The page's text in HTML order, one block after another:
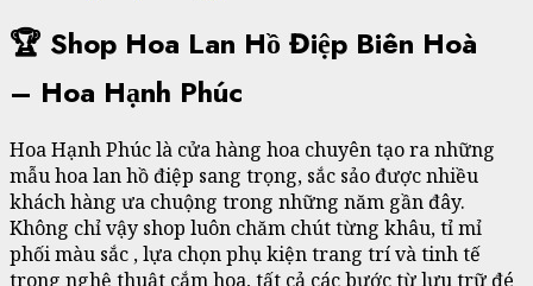
🏆 Shop Hoa Lan Hồ Điệp Biên Hoà
– Hoa Hạnh Phúc
Hoa Hạnh Phúc là cửa hàng hoa chuyên tạo ra những
mẫu hoa lan hồ điệp sang trọng, sắc sảo được nhiều
khách hàng ưa chuộng trong những năm gần đây.
Không chỉ vậy shop luôn chăm chút từng khâu, tỉ mỉ
phối màu sắc , lựa chọn phụ kiện trang trí và tinh tế
trong nghệ thuật cắm hoa, tất cả các bước từ lưu trữ đé